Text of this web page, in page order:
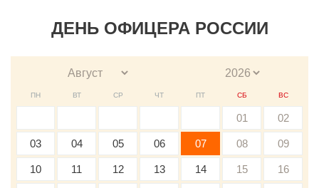
ДЕНЬ ОФИЦЕРА РОССИИ
ПН ВТ СР ЧТ ПТ СБ ВС
01 02
03 04 05 06 07 08 09
10 11 12 13 14 15 16